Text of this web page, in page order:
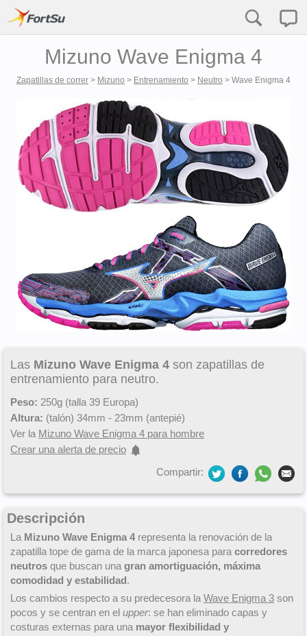
Mizuno Wave Enigma 4
Zapatillas de correr > Mizuno > Entrenamiento > Neutro > Wave Enigma 4
Las Mizuno Wave Enigma 4 son zapatillas de
entrenamiento para neutro.
Peso: 250g (talla 39 Europa)
Altura: (talón) 34mm - 23mm (antepié)
Ver la Mizuno Wave Enigma 4 para hombre
Crear una alerta de precio
Compartir:
Descripción
La Mizuno Wave Enigma 4representa la renovación de la
zapatilla tope de gama de la marca japonesa para corredores
neutros que buscan una gran amortiguación, máxima
comodidad y estabilidad.
Los cambios respecto a su predecesora la Wave Enigma 3 son
pocos y se centran en el upper: se han eliminado capas y
costuras externas para una mayor flexibilidad y